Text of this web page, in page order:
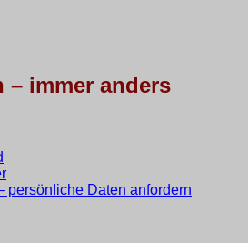
immer anders
persönliche Daten anfordern